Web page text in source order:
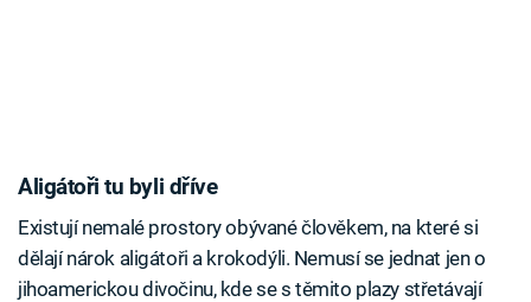
Aligátoři tu byli dříve
Existují nemalé prostory obývané člověkem, na které si
dělají nárok aligátoři a krokodýli. Nemusí se jednat jen o
jihoamerickou divočinu, kde se s těmito plazy střetávají